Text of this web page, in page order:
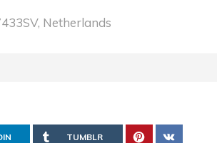
Netherlands
TUMBLR